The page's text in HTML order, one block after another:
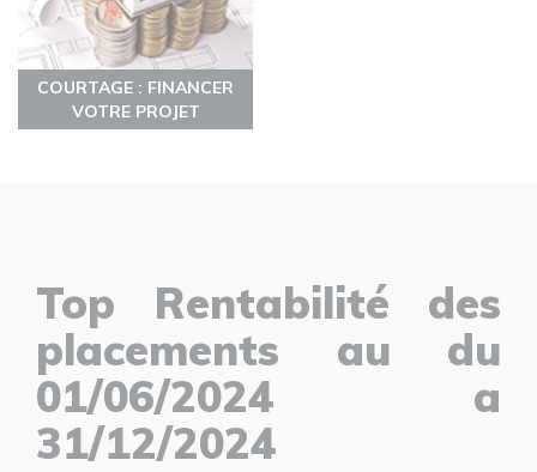
COURTAGE : FINANCER
VOTRE PROJET
Top Rentabilité des
placements au du
01/06/2024 a
31/12/2024